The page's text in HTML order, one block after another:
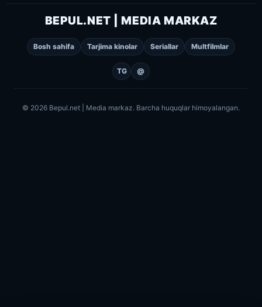
BEPUL.NET | MEDIA MARKAZ
Bosh sahifa Tarjima kinolar Seriallar Multfilmlar
TG @
© 2026 Bepul.net | Media markaz. Barcha huquqlar himoyalangan.